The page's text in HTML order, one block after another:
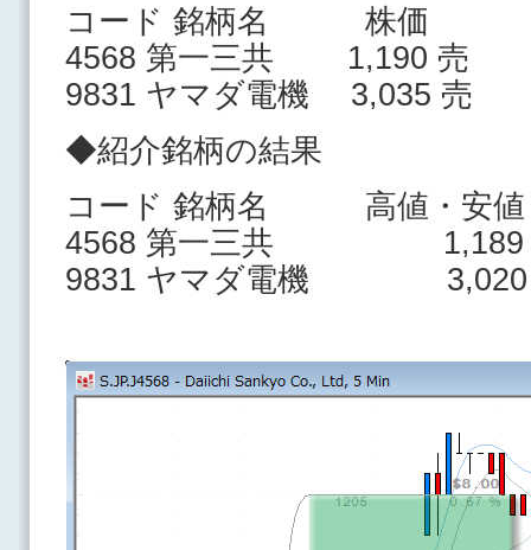
コード 銘柄名 株価
4568 第一三共 1,190 売
9831 ヤマダ電機 3,035 売
◆紹介銘柄の結果
コード 銘柄名 高値・安値
4568 第一三共 1,189 (
9831 ヤマダ電機 3,020